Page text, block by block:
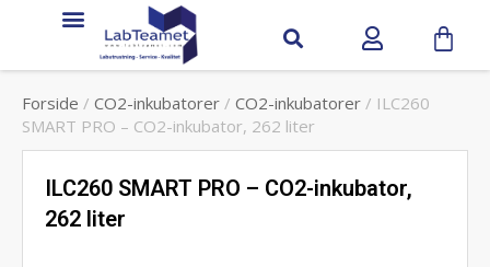
Forside / CO2-inkubatorer / CO2-inkubatorer / ILC260
SMART PRO – CO2-inkubator, 262 liter
ILC260 SMART PRO – CO2-inkubator,
262 liter